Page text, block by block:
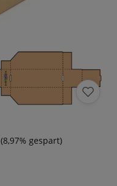
(8,97% gespart)